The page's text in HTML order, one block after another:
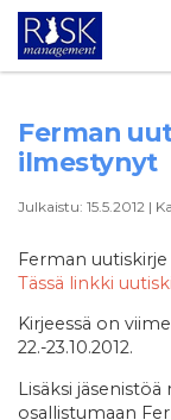
Ferman
ilmestynyt
Julkaistu: 15.5.2012 |
Ferman
Tässä linkki
Kirjeessä on
22.-23.10.2012.
Lisäksi
osallistumaan